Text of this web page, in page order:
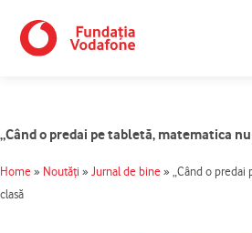
content
„Când o predai pe tabletă, matematica
Home » Noutăți » Jurnal de bine » „Când o predai
clasă